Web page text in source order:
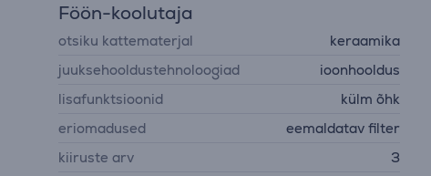
Föön-koolutaja
otsiku kattematerjal
keraamika
juuksehooldustehnoloogiad
ioonhooldus
lisafunktsioonid
külm õhk
eriomadused
eemaldatav filter
kiiruste arv
3